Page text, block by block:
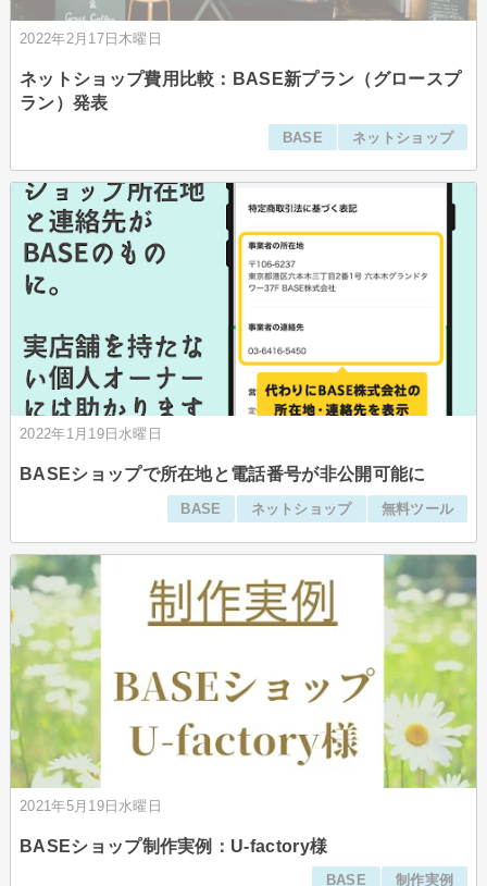
2022年2月17日木曜日
ネットショップ費用比較：BASE新プラン（グロースプ
ラン）発表
BASE ネットショップ
2022年1月19日水曜日
BASEショップで所在地と電話番号が非公開可能に
BASE ネットショップ 無料ツール
2021年5月19日水曜日
BASEショップ制作実例：U-factory様
BASE 制作実例